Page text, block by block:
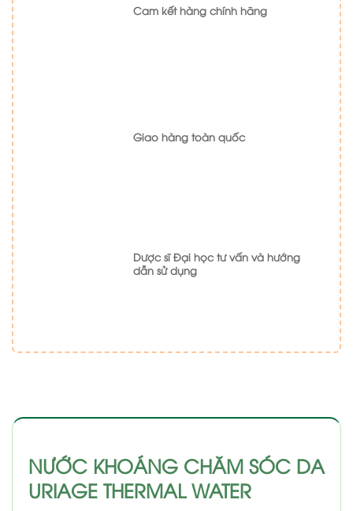
Cam kết hàng chính hãng
Giao hàng toàn quốc
Dược sĩ Đại học tư vấn và hướng
dẫn sử dụng
NƯỚC KHOÁNG CHĂM SÓC DA
URIAGE THERMAL WATER